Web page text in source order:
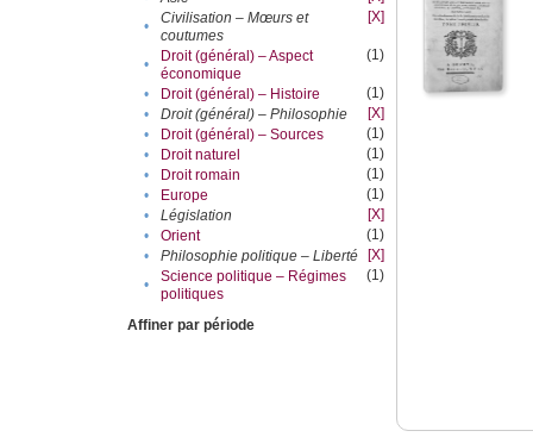
•
Civilisation – Mœurs et
coutumes
[X]
•
Droit (général) – Aspect
économique
(1)
• Droit (général) – Histoire
(1)
•
Droit (général) – Philosophie
[X]
•
Droit (général) – Sources
(1)
•
Droit naturel
(1)
•
Droit romain
(1)
•
Europe
(1)
•
Législation
[X]
•
Orient
(1)
•
Philosophie politique – Liberté
[X]
•
Science politique – Régimes
politiques
(1)
Affiner par période